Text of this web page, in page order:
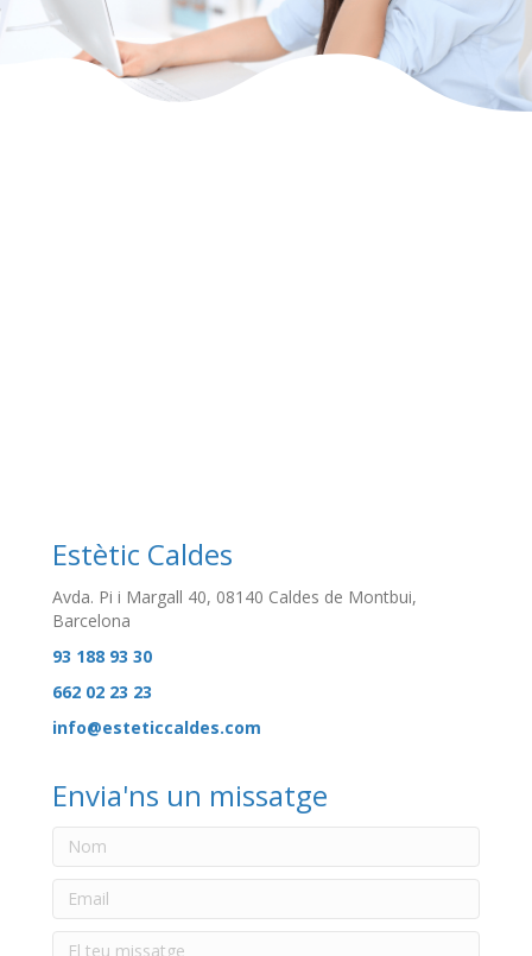
Estètic Caldes
Avda. Pi i Margall 40, 08140 Caldes de Montbui,
Barcelona
93 188 93 30
662 02 23 23
info@esteticcaldes.com
Envia'ns un missatge